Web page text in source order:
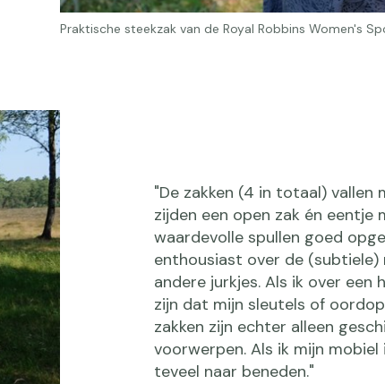
Praktische steekzak van de Royal Robbins Women's
"De zakken (4 in totaal) vallen
zijden een open zak én eentje
waardevolle spullen goed
enthousiast over de
andere jurkjes. Als ik over
zijn dat mijn sleutels of
zakken zijn echter alleen
voorwerpen. Als ik mijn
teveel naar beneden."